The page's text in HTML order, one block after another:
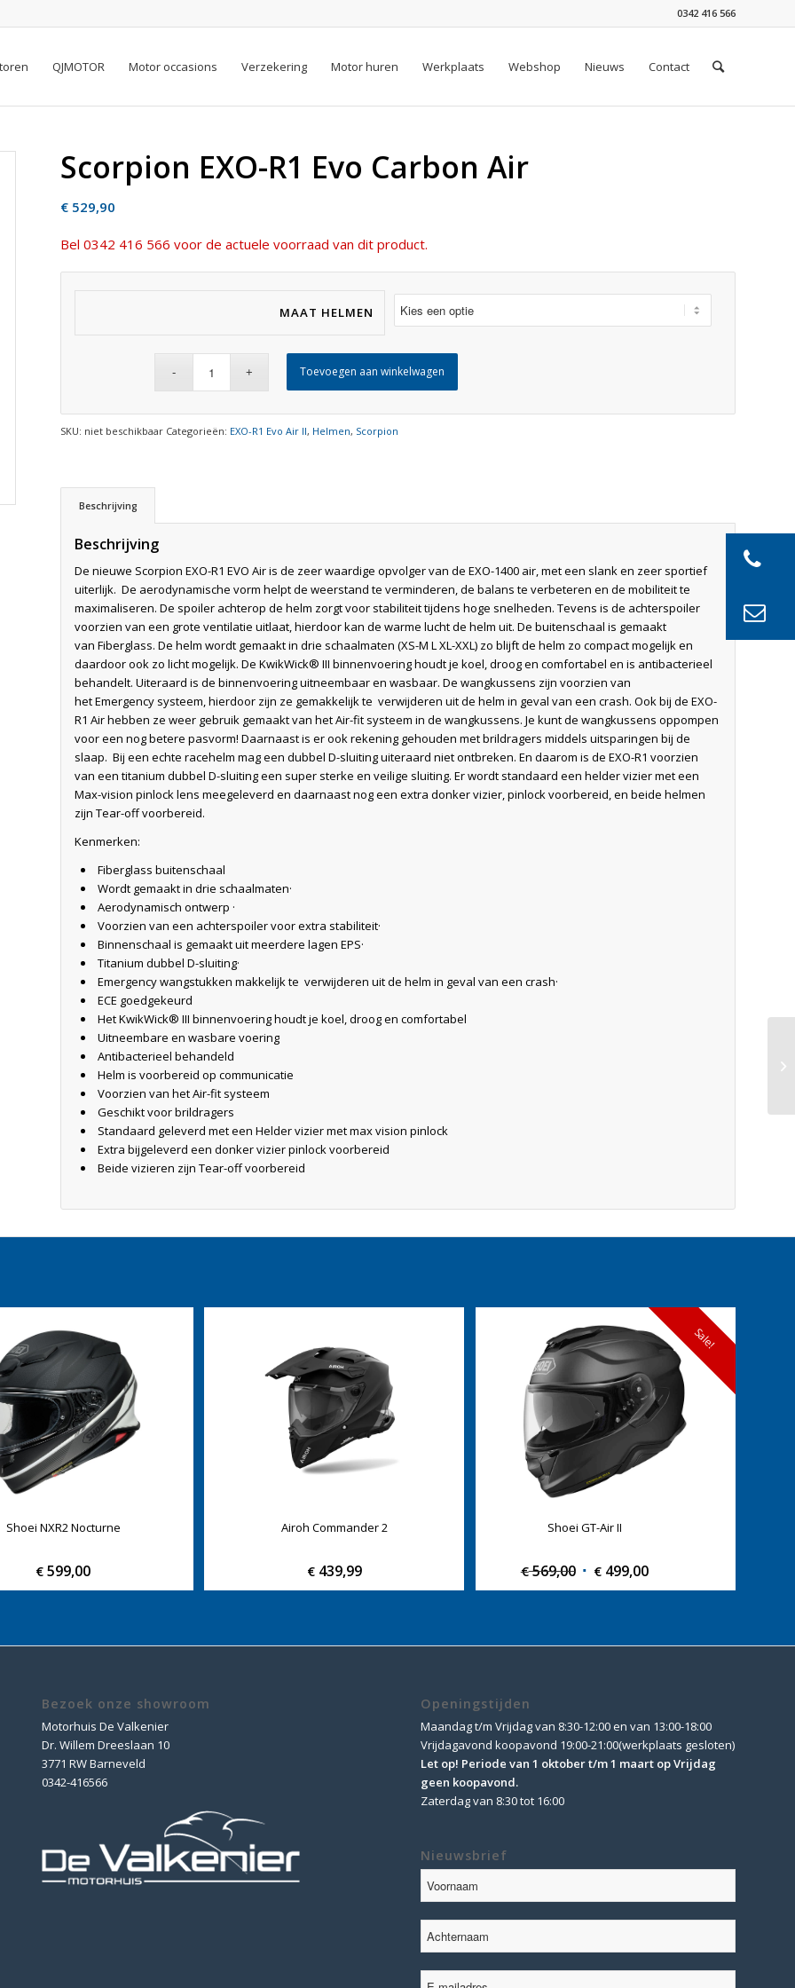
0342 416 566
QJMOTOR Motor occasions Verzekering Motor huren Werkplaats Webshop Nieuws Contact
Scorpion EXO-R1 Evo Carbon Air
€ 529,90
Bel 0342 416 566 voor de actuele voorraad van dit product.
MAAT HELMEN
Toevoegen aan winkelwagen
SKU: niet beschikbaar Categorieën: EXO-R1 Evo Air II, Helmen, Scorpion
Beschrijving
Beschrijving
De nieuwe Scorpion EXO-R1 EVO Air is de zeer waardige opvolger van de EXO-1400 air, met een slank en zeer sportief
uiterlijk. De aerodynamische vorm helpt de weerstand te verminderen, de balans te verbeteren en de mobiliteit te
maximaliseren. De spoiler achterop de helm zorgt voor stabiliteit tijdens hoge snelheden. Tevens is de achterspoiler
voorzien van een grote ventilatie uitlaat, hierdoor kan de warme lucht de helm uit. De buitenschaal is gemaakt
van Fiberglass. De helm wordt gemaakt in drie schaalmaten (XS-M L XL-XXL) zo blijft de helm zo compact mogelijk en
daardoor ook zo licht mogelijk. De KwikWick® III binnenvoering houdt je koel, droog en comfortabel en is antibacterieel
behandelt. Uiteraard is de binnenvoering uitneembaar en wasbaar. De wangkussens zijn voorzien van
het Emergency systeem, hierdoor zijn ze gemakkelijk te verwijderen uit de helm in geval van een crash. Ook bij de EXO-
R1 Air hebben ze weer gebruik gemaakt van het Air-fit systeem in de wangkussens. Je kunt de wangkussens oppompen
voor een nog betere pasvorm! Daarnaast is er ook rekening gehouden met brildragers middels uitsparingen bij de
slaap. Bij een echte racehelm mag een dubbel D-sluiting uiteraard niet ontbreken. En daarom is de EXO-R1 voorzien
van een titanium dubbel D-sluiting een super sterke en veilige sluiting. Er wordt standaard een helder vizier met een
Max-vision pinlock lens meegeleverd en daarnaast nog een extra donker vizier, pinlock voorbereid, en beide helmen
zijn Tear-off voorbereid.
Kenmerken:
Fiberglass buitenschaal
Wordt gemaakt in drie schaalmaten·
Aerodynamisch ontwerp ·
Voorzien van een achterspoiler voor extra stabiliteit·
Binnenschaal is gemaakt uit meerdere lagen EPS·
Titanium dubbel D-sluiting·
Emergency wangstukken makkelijk te verwijderen uit de helm in geval van een crash·
ECE goedgekeurd
Het KwikWick® III binnenvoering houdt je koel, droog en comfortabel
Uitneembare en wasbare voering
Antibacterieel behandeld
Helm is voorbereid op communicatie
Voorzien van het Air-fit systeem
Geschikt voor brildragers
Standaard geleverd met een Helder vizier met max vision pinlock
Extra bijgeleverd een donker vizier pinlock voorbereid
Beide vizieren zijn Tear-off voorbereid
Shoei NXR2 Nocturne
€ 599,00
Airoh Commander 2
€439,99
Shoei GT-Air II
€569,00 Original
price
€499,00Current
price
Sale!
Bezoek onze showroom
Motorhuis De Valkenier
Dr. Willem Dreeslaan 10
3771 RW Barneveld
0342-416566
Openingstijden
Maandag t/m Vrijdag van 8:30-12:00 en van 13:00-18:00
Vrijdagavond koopavond 19:00-21:00(werkplaats gesloten)
Let op! Periode van 1 oktober t/m 1 maart op Vrijdag
geen koopavond.
Zaterdag van 8:30 tot 16:00
Nieuwsbrief